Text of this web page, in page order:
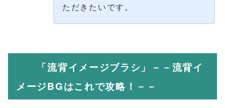
ただきたいです。
「流背イメージブラシ」－－流背イ
メージBGはこれで攻略！－－